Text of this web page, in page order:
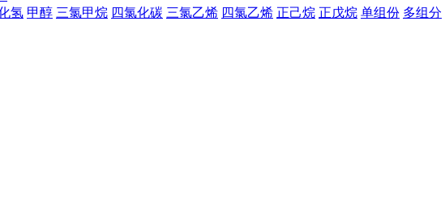
氢 甲醇 三氯甲烷 四氯化碳 三氯乙烯 四氯乙烯 正己烷 正戊烷 单组份 多组分